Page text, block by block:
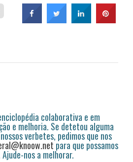
colaborativa e em
e melhoria. Se detetou alguma
verbetes, pedimos que nos
para que possamos
nos a melhorar.